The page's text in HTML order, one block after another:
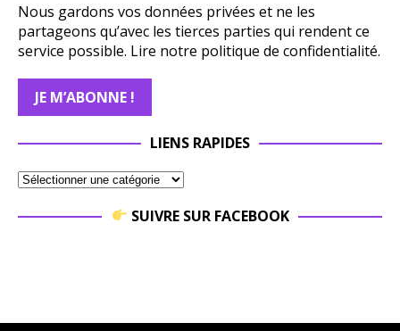
Nous gardons vos données privées et ne les
partageons qu’avec les tierces parties qui rendent ce
service possible. Lire notre politique de confidentialité.
LIENS RAPIDES
SUIVRE SUR FACEBOOK